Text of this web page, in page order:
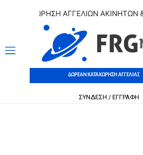
ΑΓΓΕΛΙΩΝ ΑΚΙΝΗΤΩΝ &
ΔΩΡΕΑΝ ΚΑΤΑΧΩΡΗΣΗ ΑΓΓΕΛΙΑΣ
ΣΥΝΔΕΣΗ / ΕΓΓΡΑΦΗ